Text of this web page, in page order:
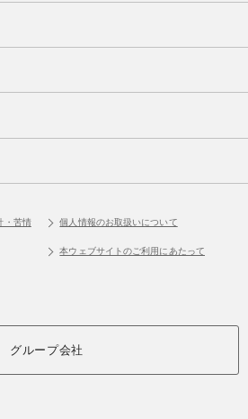
・苦情
個人情報のお取扱いについて
本ウェブサイトのご利用にあたって
グループ会社